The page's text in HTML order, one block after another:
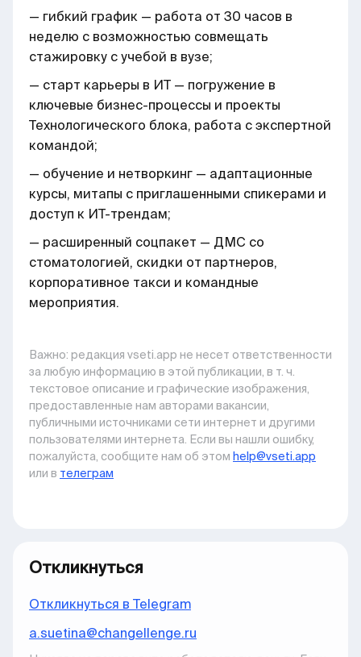
— гибкий график — работа от 30 часов в
неделю с возможностью совмещать
стажировку с учебой в вузе;
— старт карьеры в ИТ — погружение в
ключевые бизнес-процессы и проекты
Технологического блока, работа с экспертной
командой;
— обучение и нетворкинг — адаптационные
курсы, митапы с приглашенными спикерами и
доступ к ИТ-трендам;
— расширенный соцпакет — ДМС со
стоматологией, скидки от партнеров,
корпоративное такси и командные
мероприятия.
Важно: pедакция vseti.app не несет ответственности
за любую информацию в этой публикации, в т. ч.
текстовое описание и графические изображения,
предоставленные нам авторами вакансии,
публичными источниками сети интернет и другими
пользователями интернета. Если вы нашли ошибку,
пожалуйста, сообщите нам об этом help@vseti.app
или в телеграм
Откликнуться
Откликнуться в Telegram
a.suetina@changellenge.ru